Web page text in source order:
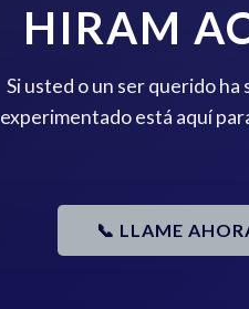
HIRAM
Si usted o un ser querido
experimentado está aquí
📞 LLAME